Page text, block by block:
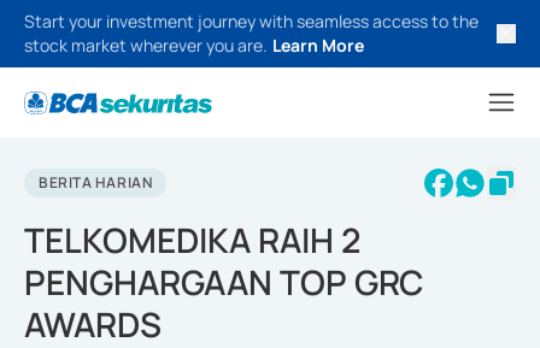
Start your investment journey with seamless access to the
stock market wherever you are. Learn More
BERITA HARIAN
TELKOMEDIKA RAIH 2
PENGHARGAAN TOP GRC
AWARDS